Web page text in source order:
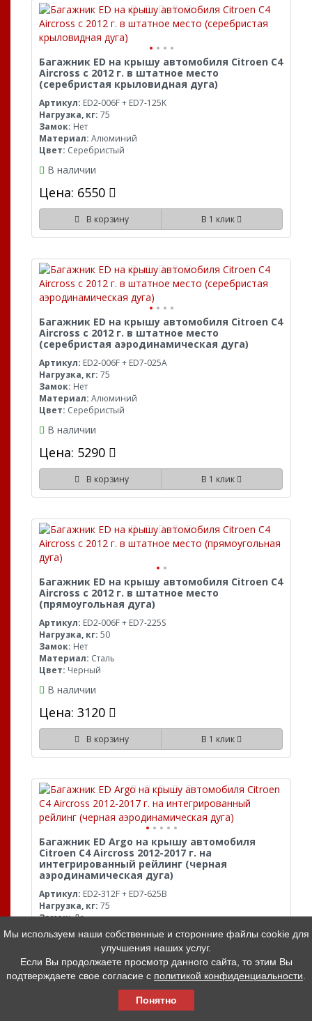
Багажник ED на крышу автомобиля Citroen C4
Aircross с 2012 г. в штатное место
(серебристая крыловидная дуга)
Артикул: ED2-006F + ED7-125K
Нагрузка, кг: 75
Замок: Нет
Материал: Алюминий
Цвет: Серебристый
В наличии
Цена: 6550
В корзину В 1 клик
Багажник ED на крышу автомобиля Citroen C4
Aircross с 2012 г. в штатное место
(серебристая аэродинамическая дуга)
Артикул: ED2-006F + ED7-025A
Нагрузка, кг: 75
Замок: Нет
Материал: Алюминий
Цвет: Серебристый
В наличии
Цена: 5290
В корзину В 1 клик
Багажник ED на крышу автомобиля Citroen C4
Aircross с 2012 г. в штатное место
(прямоугольная дуга)
Артикул: ED2-006F + ED7-225S
Нагрузка, кг: 50
Замок: Нет
Материал: Сталь
Цвет: Черный
В наличии
Цена: 3120
В корзину В 1 клик
Багажник ED Argo на крышу автомобиля
Citroen C4 Aircross 2012-2017 г. на
интегрированный рейлинг (черная
аэродинамическая дуга)
Артикул: ED2-312F + ED7-625B
Нагрузка, кг: 75
Замок:Да
Алюминий
Цвет:Черный
В наличии
Цена: 7710
В корзину
Мы используем наши собственные и сторонние файлы cookie для
улучшения наших услуг.
Если Вы продолжаете просмотр данного сайта, то этим Вы
подтверждаете свое согласие с политикой конфиденциальности
Понятно